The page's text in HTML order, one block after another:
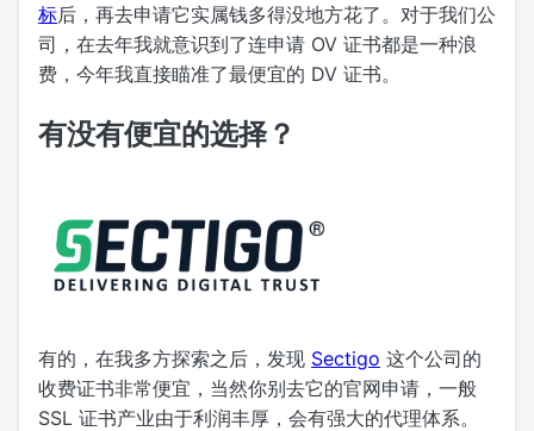
标后，再去申请它实属钱多得没地方花了。对于我们公
司，在去年我就意识到了连申请 OV 证书都是一种浪
费，今年我直接瞄准了最便宜的 DV 证书。
有没有便宜的选择？
有的，在我多方探索之后，发现 Sectigo 这个公司的
收费证书非常便宜，当然你别去它的官网申请，一般
SSL 证书产业由于利润丰厚，会有强大的代理体系。